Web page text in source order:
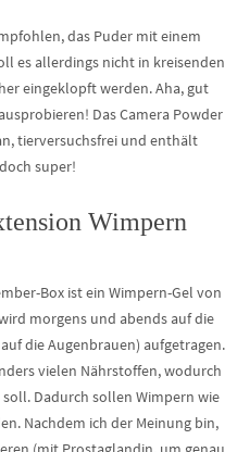
das Puder mit einem
es allerdings nicht in kreisenden
eingeklopft werden. Aha, gut
Das Camera Powder
tierversuchsfrei und enthält
super!
Wimpern
Box ist ein Wimpern-Gel von
morgens und abends auf die
die Augenbrauen) aufgetragen.
vielen Nährstoffen, wodurch
Dadurch sollen Wimpern wie
Nachdem ich der Meinung bin,